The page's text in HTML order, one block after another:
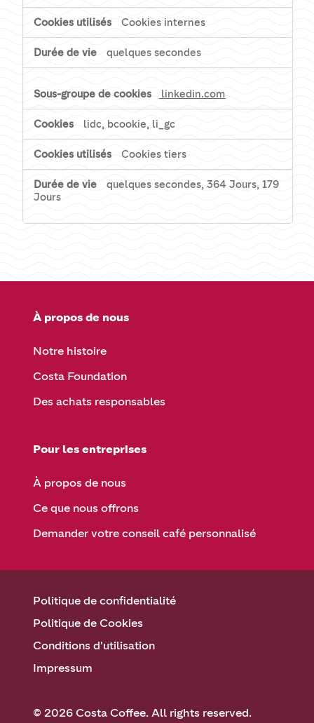
Cookies internes
quelques secondes
linkedin.com
lidc, bcookie, li_gc
Cookies tiers
quelques secondes, 364 Jours, 179
Jours
À propos de nous
Notre histoire
Costa Foundation
Des achats responsables
Pour les entreprises
À propos de nous
Ce que nous offrons
Demander votre conseil café personnalisé
Politique de confidentialité
Politique de Cookies
Conditions d'utilisation
Impressum
© 2026 Costa Coffee. All rights reserved.